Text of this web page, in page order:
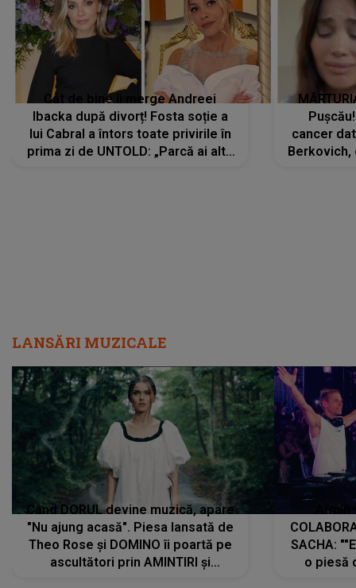
Cât de bine îi merge Andreei
Ibacka după divorț! Fosta soție a
lui Cabral a întors toate privirile în
prima zi de UNTOLD: „Parcă ai altă
cancer
Berkovich,
LANSĂRI MUZICALE
Când DORUL devine muzică, apare
"Nu ajung acasă". Piesa lansată de
Theo Rose și DOMINO îi poartă pe
ascultători prin AMINTIRI și
SACHA:
o piesă